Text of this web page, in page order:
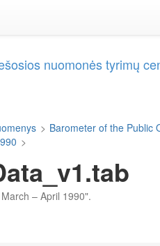
nuomonės tyrimų
> Barometer of the Public
>
– April 1990".